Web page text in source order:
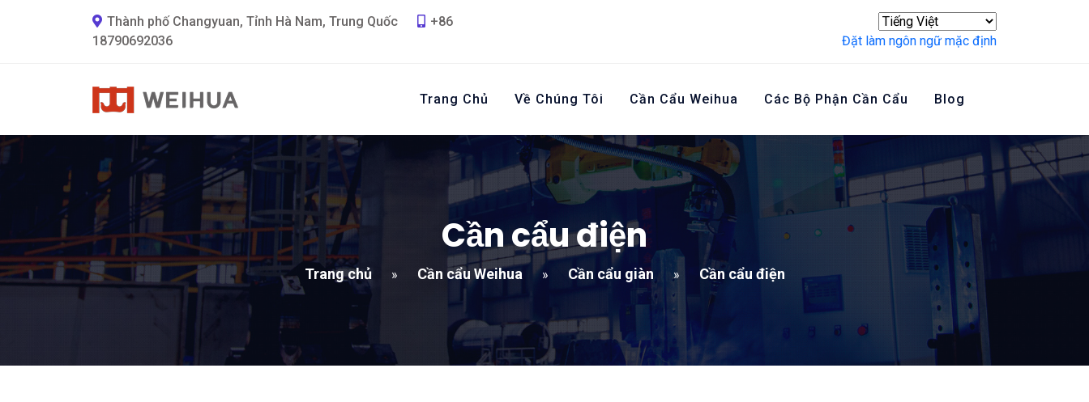
Thành phố Changyuan, Tỉnh Hà Nam, Trung Quốc
+86
18790692036
Đặt làm ngôn ngữ mặc định
Trang Chủ Về Chúng Tôi Cần Cẩu Weihua Các Bộ Phận Cần Cẩu Blog
Liên Hệ Với Chúng Tôi
Cần cẩu điện
Trang chủ » Cần cẩu Weihua » Cần cẩu giàn » Cần cẩu điện